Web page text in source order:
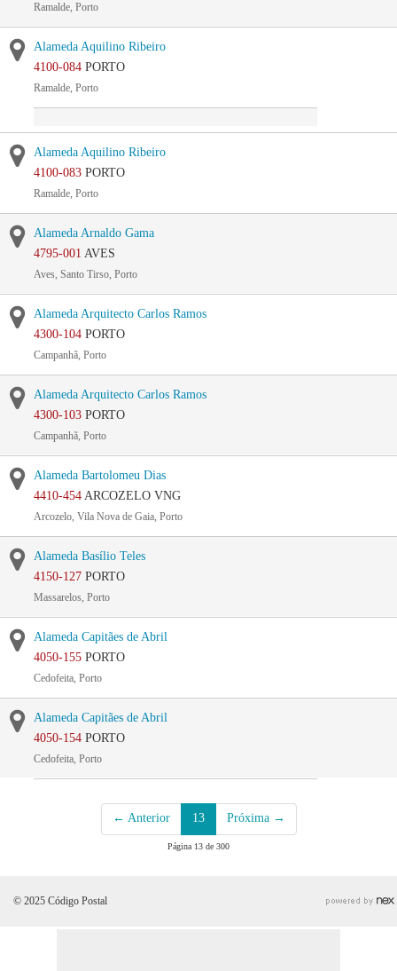
Ramalde, Porto
Alameda Aquilino Ribeiro
4100-084 PORTO
Ramalde, Porto
Alameda Aquilino Ribeiro
4100-083 PORTO
Ramalde, Porto
Alameda Arnaldo Gama
4795-001 AVES
Aves, Santo Tirso, Porto
Alameda Arquitecto Carlos Ramos
4300-104 PORTO
Campanhã, Porto
Alameda Arquitecto Carlos Ramos
4300-103 PORTO
Campanhã, Porto
Alameda Bartolomeu Dias
4410-454 ARCOZELO VNG
Arcozelo, Vila Nova de Gaia, Porto
Alameda Basílio Teles
4150-127 PORTO
Massarelos, Porto
Alameda Capitães de Abril
4050-155 PORTO
Cedofeita, Porto
Alameda Capitães de Abril
4050-154 PORTO
Cedofeita, Porto
← Anterior 13 Próxima →
Página 13 de 300
© 2025 Código Postal